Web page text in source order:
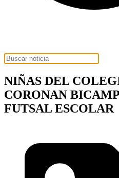
NIÑAS DEL
CORONAN
FUTSAL ESCOLAR